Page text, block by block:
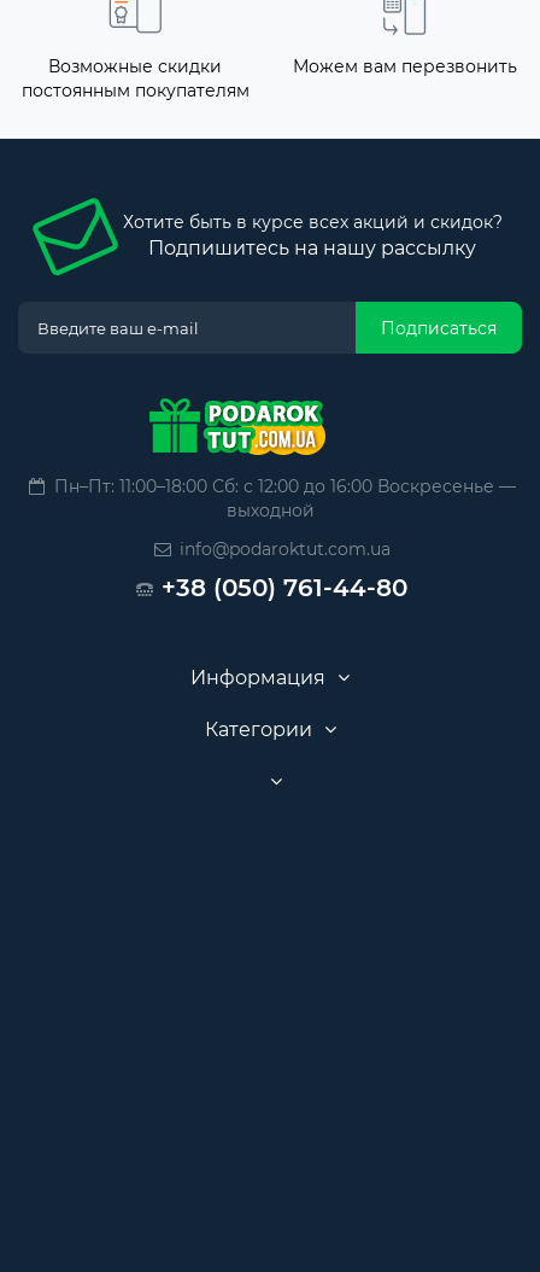
Возможные скидки
постоянным покупателям
Можем вам перезвонить
Хотите быть в курсе всех акций и скидок?
Подпишитесь на нашу рассылку
Подписаться
Пн–Пт: 11:00–18:00 Сб: с 12:00 до 16:00 Воскресенье —
выходной
info@podaroktut.com.ua
+38 (050) 761-44-80
Информация
Категории